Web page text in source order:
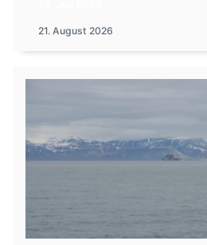
21. August 2026